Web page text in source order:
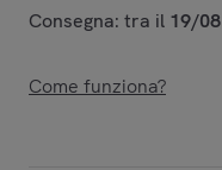
Consegna: tra il 19/08
Come funziona?